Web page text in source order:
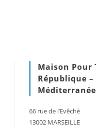
Maison Pour
République –
Méditerranée
66 rue de l’Evêché
13002 MARSEILLE